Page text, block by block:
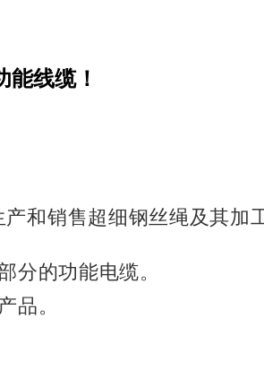
线缆！
销售超细钢丝绳及其加工
分的功能电缆。
品。